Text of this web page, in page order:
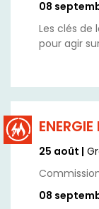
08
Les clés
pour agir
25 août |
Commission
08